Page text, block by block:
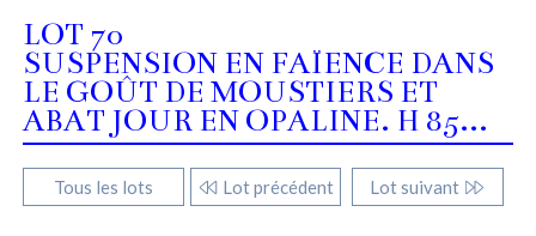
LOT 70
SUSPENSION EN FAÏENCE DANS
LE GOÛT DE MOUSTIERS ET
ABAT JOUR EN OPALINE. H 85...
Tous les lots Lot précédent Lot suivant